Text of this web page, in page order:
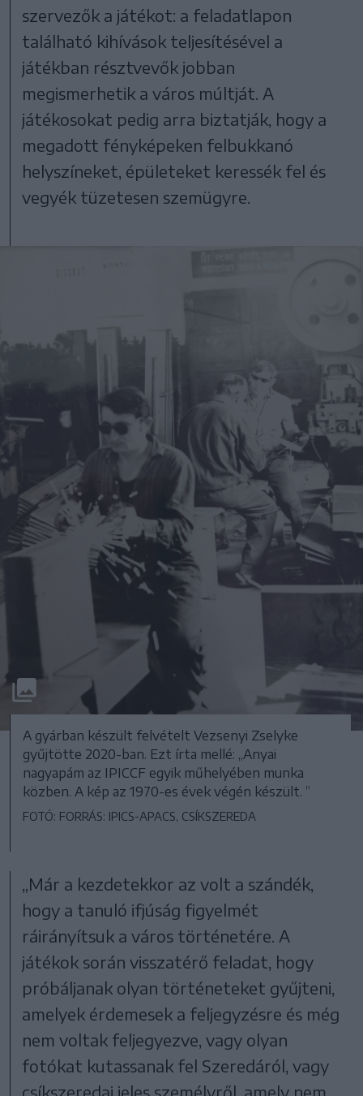
szervezők a játékot: a feladatlapon
található kihívások teljesítésével a
játékban résztvevők jobban
megismerhetik a város múltját. A
játékosokat pedig arra biztatják, hogy a
megadott fényképeken felbukkanó
helyszíneket, épületeket keressék fel és
vegyék tüzetesen szemügyre.
A gyárban készült felvételt Vezsenyi Zselyke
gyűjtötte 2020-ban. Ezt írta mellé: „Anyai
nagyapám az IPICCF egyik műhelyében munka
közben. A kép az 1970-es évek végén készült. ”
FOTÓ: FORRÁS: IPICS-APACS, CSÍKSZEREDA
„Már a kezdetekkor az volt a szándék,
hogy a tanuló ifjúság figyelmét
ráirányítsuk a város történetére. A
játékok során visszatérő feladat, hogy
próbáljanak olyan történeteket gyűjteni,
amelyek érdemesek a feljegyzésre és még
nem voltak feljegyezve, vagy olyan
fotókat kutassanak fel Szeredáról, vagy
csíkszeredai jeles személyről, amely nem